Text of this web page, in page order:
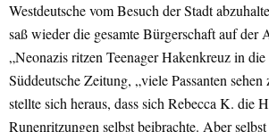
Westdeutsche vom Besuch der Stadt
saß wieder die gesamte Bürgerschaft auf der
„Neonazis ritzen Teenager Hakenkreuz in
Süddeutsche Zeitung, „viele Passanten sehen
stellte sich heraus, dass sich Rebecca K. die
Runenritzungen selbst beibrachte. Aber